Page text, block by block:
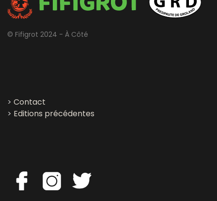
© Fifigrot 2024 - À Côté
> Contact
> Editions précédentes